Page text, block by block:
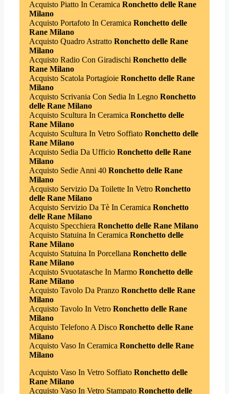
Acquisto Piatto In Ceramica Ronchetto delle Rane
Milano
Acquisto Portafoto In Ceramica Ronchetto delle
Rane Milano
Acquisto Quadro AstrattoRonchetto delle Rane
Milano
Acquisto Radio Con Giradischi Ronchetto delle
Rane Milano
Acquisto Scatola PortagioieRonchetto delle Rane
Milano
Acquisto Scrivania Con Sedia In LegnoRonchetto
delle Rane Milano
Acquisto Scultura In Ceramica Ronchetto delle
Rane Milano
Acquisto Scultura In Vetro SoffiatoRonchetto delle
Rane Milano
Acquisto Sedia Da UfficioRonchetto delle Rane
Milano
Acquisto Sedie Anni 40Ronchetto delle Rane
Milano
Acquisto Servizio Da Toilette In VetroRonchetto
delle Rane Milano
Acquisto Servizio Da Tè In Ceramica Ronchetto
delle Rane Milano
Acquisto Specchiera Ronchetto delle Rane Milano
Acquisto Statuina In Ceramica Ronchetto delle
Rane Milano
Acquisto Statuina In Porcellana Ronchetto delle
Rane Milano
Acquisto Svuotatasche In MarmoRonchetto delle
Rane Milano
Acquisto Tavolo Da PranzoRonchetto delle Rane
Milano
Acquisto Tavolo In VetroRonchetto delle Rane
Milano
Acquisto Telefono A DiscoRonchetto delle Rane
Milano
Acquisto Vaso In Ceramica Ronchetto delle Rane
Milano
Acquisto Vaso In Vetro SoffiatoRonchetto delle
Rane Milano
Acquisto Vaso In Vetro StampatoRonchetto delle